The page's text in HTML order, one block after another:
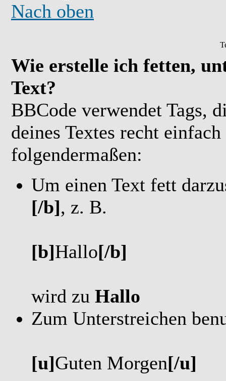
Nach oben
Wie erstelle ich fetten,
Text?
BBCode verwendet Tags,
deines Textes recht
folgendermaßen:
Um einen Text fett
[/b], z. B.
[b]Hallo[/b]
wird zu Hallo
Zum Unterstreichen
[u]Guten Morgen[/u]